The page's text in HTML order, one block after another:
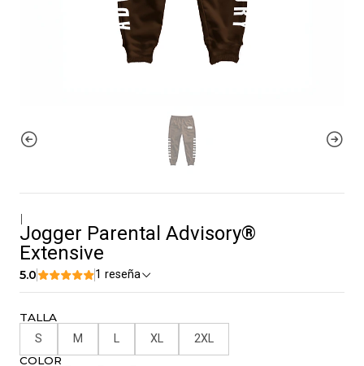
|
Jogger Parental Advisory®
Extensive
5.0 1 reseña
TALLA
S M L XL 2XL
COLOR